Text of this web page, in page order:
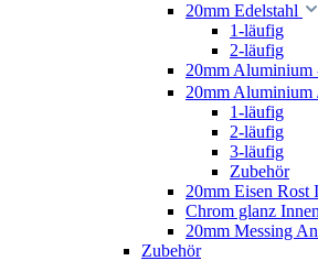
20mm Edelstahl
1-läufig
2-läufig
20mm Aluminium
20mm Aluminium
1-läufig
2-läufig
3-läufig
Zubehör
20mm Eisen Rost
Chrom glanz
20mm Messing
Zubehör